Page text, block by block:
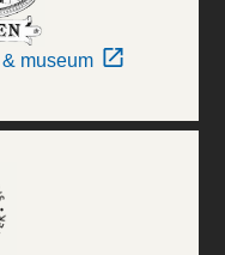
museum